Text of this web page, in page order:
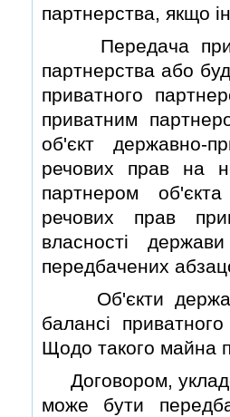
партнерства, якщо
Передача
партнерства або
приватного
приватним
об'єкт державно-
речових прав на
партнером
речових прав
власностi
передбачених
Об'єкти
балансi
Щодо такого майна
Договором,
може бути